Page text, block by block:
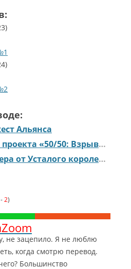
Альянса
«50/50: Взрывоопасное возбуждение»
королевства: "50/50: Взрывоопасное возбуждение"
- 2)
не зацепило. Я не люблю
когда смотрю перевод.
Большинство